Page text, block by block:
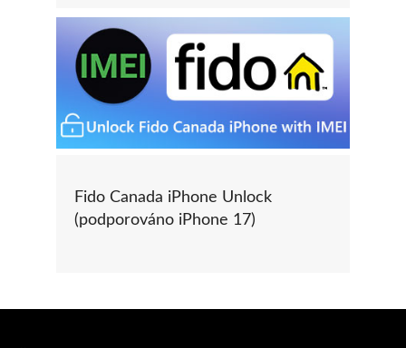
Fido Canada iPhone Unlock
(podporováno iPhone 17)